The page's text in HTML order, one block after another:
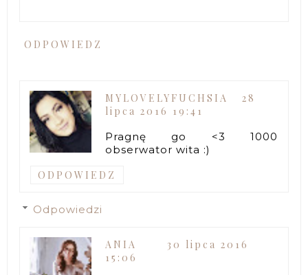
ODPOWIEDZ
MYLOVELYFUCHSIA
28
lipca 2016 19:41
Pragnę go <3 1000
obserwator wita :)
ODPOWIEDZ
Odpowiedzi
ANIA
30 lipca 2016
15:06